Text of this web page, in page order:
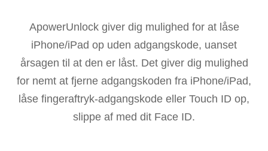
ApowerUnlock giver dig mulighed for at låse
iPhone/iPad op uden adgangskode, uanset
årsagen til at den er låst. Det giver dig mulighed
for nemt at fjerne adgangskoden fra iPhone/iPad,
låse fingeraftryk-adgangskode eller Touch ID op,
slippe af med dit Face ID.